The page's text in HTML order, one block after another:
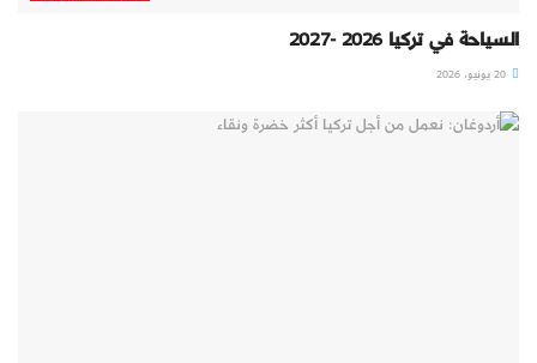
السياحة في تركيا 2026 -2027